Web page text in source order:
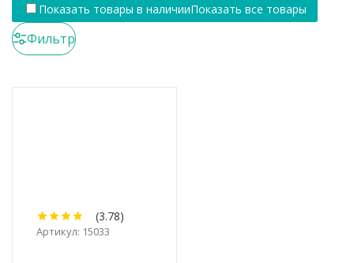
Показать товары в наличииПоказать все товары
Фильтр
(3.78)
Артикул: 15033